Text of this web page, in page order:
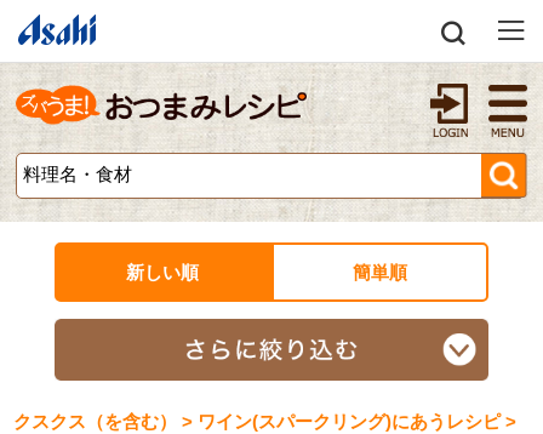
新しい順 簡単順
クスクス（を含む） > ワイン(スパークリング)にあうレシピ >